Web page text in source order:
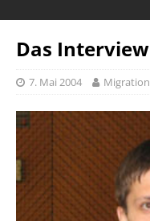
Das Interview
7. Mai 2004 Migration